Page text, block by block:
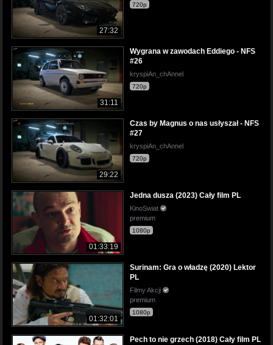
27:32
720p
31:11
Wygrana w zawodach Eddiego - NFS
#26
kryspiAn_chAnnel
720p
29:22
Czas by Magnus o nas usłyszał - NFS
#27
kryspiAn_chAnnel
720p
01:33:19
Jedna dusza (2023) Cały film PL
KinoSwiat
premium
1080p
01:32:01
Surinam: Gra o władzę (2020) Lektor
PL
Filmy Akcji
premium
1080p
Pech to nie grzech (2018) Cały film PL